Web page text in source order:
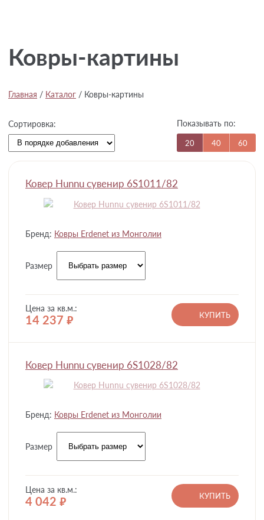
Ковры-картины
Главная / Каталог / Ковры-картины
Сортировка: Показывать по:
20 40 60
Ковер Hunnu сувенир 6S1011/82
Бренд: Ковры Erdenet из Монголии
Размер
Цена за кв.м.:
14 237 руб.
КУПИТЬ
Ковер Hunnu сувенир 6S1028/82
Бренд: Ковры Erdenet из Монголии
Размер
Цена за кв.м.:
4 042 руб.
КУПИТЬ